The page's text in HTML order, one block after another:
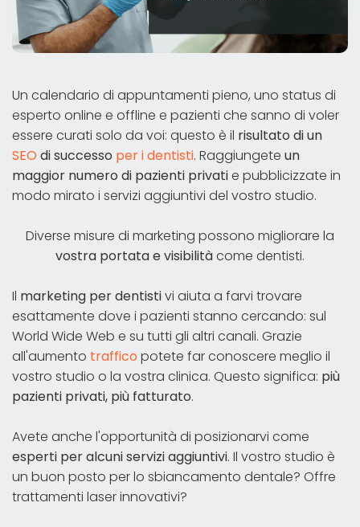
Un calendario di appuntamenti pieno, uno status di
esperto online e offline e pazienti che sanno di voler
essere curati solo da voi: questo è il risultato di un
SEO di successo per i dentisti. Raggiungete un
maggior numero di pazienti privatie pubblicizzate in
modo mirato i servizi aggiuntivi del vostro studio.
Diverse misure di marketing possono migliorare la
vostra portata e visibilitàcome dentisti.
Il marketing per dentistivi aiuta a farvi trovare
esattamente dove i pazienti stanno cercando: sul
World Wide Web e su tutti gli altri canali. Grazie
all'aumento traffico potete far conoscere meglio il
vostro studio o la vostra clinica. Questo significa: più
pazienti privati, più fatturato.
Avete anche l'opportunità di posizionarvi come
esperti per alcuni servizi aggiuntivi. Il vostro studio è
un buon posto per lo sbiancamento dentale? Offre
trattamenti laser innovativi?